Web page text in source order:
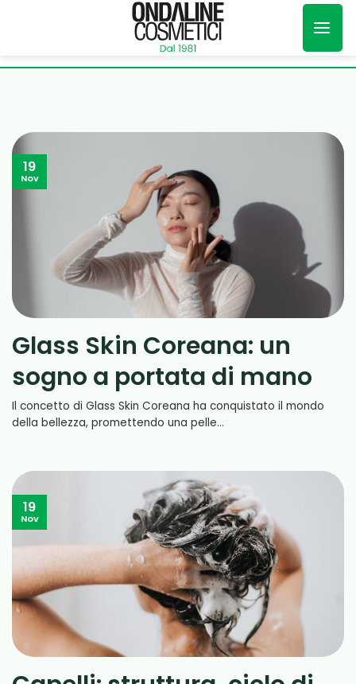
Glass Skin Coreana: un
sogno a portata di mano
Il concetto di Glass Skin Coreana ha conquistato il mondo
della bellezza, promettendo una pelle...
19
Nov
19
Nov